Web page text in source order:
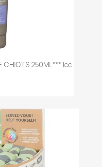
CHIOTS 250ML*** Icc